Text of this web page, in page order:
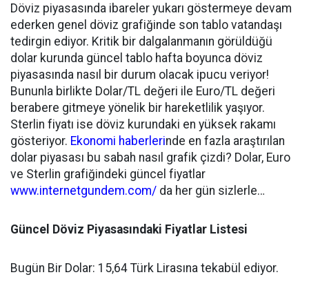
Döviz piyasasında ibareler yukarı göstermeye devam
ederken genel döviz grafiğinde son tablo vatandaşı
tedirgin ediyor. Kritik bir dalgalanmanın görüldüğü
dolar kurunda güncel tablo hafta boyunca döviz
piyasasında nasıl bir durum olacak ipucu veriyor!
Bununla birlikte Dolar/TL değeri ile Euro/TL değeri
berabere gitmeye yönelik bir hareketlilik yaşıyor.
Sterlin fiyatı ise döviz kurundaki en yüksek rakamı
gösteriyor. Ekonomi haberlerinde en fazla araştırılan
dolar piyasası bu sabah nasıl grafik çizdi? Dolar, Euro
ve Sterlin grafiğindeki güncel fiyatlar
www.internetgundem.com/ da her gün sizlerle…
Güncel Döviz Piyasasındaki Fiyatlar Listesi
Bugün Bir Dolar: 15,64 Türk Lirasına tekabül ediyor.